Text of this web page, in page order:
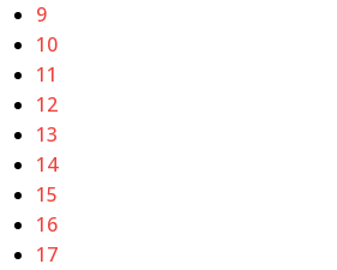
9
10
11
12
13
14
15
16
17